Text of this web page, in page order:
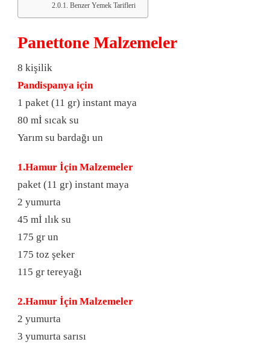
Benzer Yemek Tarifleri
Panettone Malzemeler
8 kişilik
Pandispanya için
1 paket (11 gr) instant maya
80 mİ sıcak su
Yarım su bardağı un
1.Hamur İçin Malzemeler
paket (11 gr) instant maya
2 yumurta
45 mİ ılık su
175 gr un
175 toz şeker
115 gr tereyağı
2.Hamur İçin Malzemeler
2 yumurta
3 yumurta sarısı